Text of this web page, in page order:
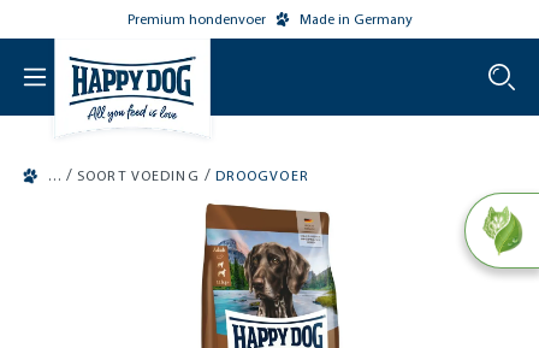
Premium hondenvoer Made in Germany
/ SOORT VOEDING / DROOGVOER